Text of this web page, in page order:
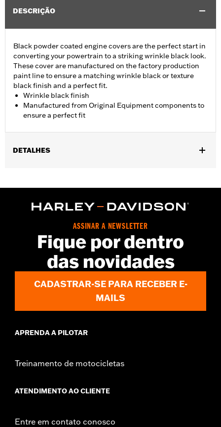
DESCRIÇÃO
Black powder coated engine covers are the perfect start in
converting your powertrain to a striking wrinkle black look.
These cover are manufactured on the factory production
paint line to ensure a matching wrinkle black or texture
black finish and a perfect fit.
Wrinkle black finish
Manufactured from Original Equipment components to
ensure a perfect fit
DETALHES
In the Box: Cam Cover Only
for full details
Removing and installing engine covers may require
purchase of new gaskets. See dealer for information.
ASSINAR A NEWSLETTER
Fique por dentro
das novidades
CADASTRAR-SE PARA RECEBER E-
MAILS
APRENDA A PILOTAR
Treinamento de motocicletas
ATENDIMENTO AO CLIENTE
Entre em contato conosco